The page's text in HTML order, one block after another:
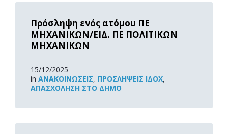
Πρόσληψη ενός ατόμου ΠΕ
ΜΗΧΑΝΙΚΩΝ/ΕΙΔ. ΠΕ ΠΟΛΙΤΙΚΩΝ
ΜΗΧΑΝΙΚΩΝ
15/12/2025
in ΑΝΑΚOΙΝΏΣΕΙΣ, ΠΡΟΣΛΉΨΕΙΣ ΙΔΟΧ,
ΑΠΑΣΧΌΛΗΣΗ ΣΤΟ ΔΉΜΟ
Read
Read